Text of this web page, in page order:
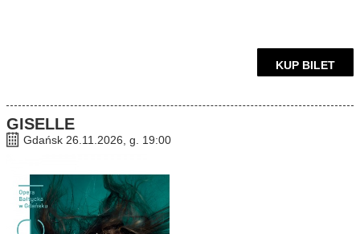
KUP BILET
GISELLE
Gdańsk 26.11.2026, g. 19:00